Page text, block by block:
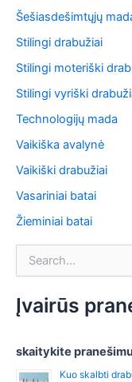
Šešiasdešimtųjų
Stilingi drabužiai
Stilingi moteriški
Stilingi vyriški
Technologijų mada
Vaikiška avalynė
Vaikiški drabužiai
Vasariniai batai
Žieminiai batai
r
c
f
Įvairūs
skaitykite
Kuo skalbti